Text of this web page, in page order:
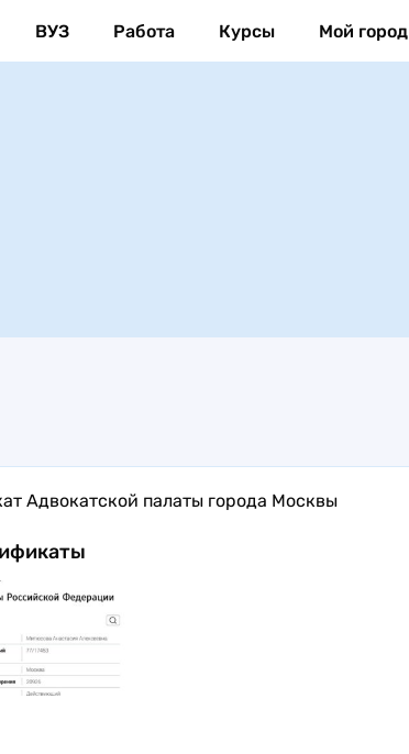
ВУЗ Работа Курсы Мой город
Адвокатской палаты города Москвы